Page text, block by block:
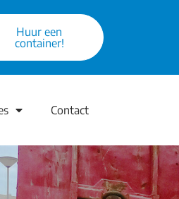
Huur een
container!
Contact